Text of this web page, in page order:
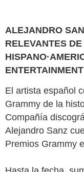
ALEJANDRO
RELEVANTES
ENTERTAINMENT
El artista español
Grammy de la
Compañía
Alejandro Sanz
Premios Grammy